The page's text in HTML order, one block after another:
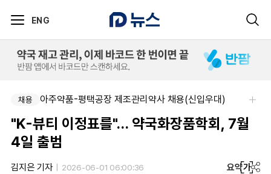
ENG
채용 부광약품-본사 사업개발 팀원&팀장 채용
채용 아주약품-평택공장 제조관리약사 채용(신입우대)
"K-뷰티 이정표를"… 약국화장품학회, 7월
4일 출범
김지은 기자 2026-06-01 06:00:36 요약가